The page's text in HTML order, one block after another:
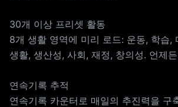
30개 이상 프리셋 활동
8개 생활 영역에 미리 로드: 운동, 학습,
생활, 생산성, 사회, 재정, 창의성. 언제
연속기록 추적
연속기록 카운터로 매일의 추진력을 구